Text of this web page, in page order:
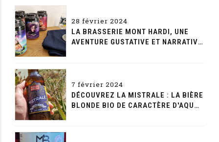
28 février 2024
LA BRASSERIE MONT HARDI, UNE
AVENTURE GUSTATIVE ET NARRATIVE
7 février 2024
DÉCOUVREZ LA MISTRALE : LA BIÈRE
BLONDE BIO DE CARACTÈRE D'AQUAE